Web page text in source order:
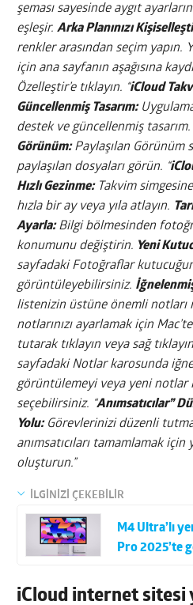
şeması sayesinde aygıt
eşleşir.Arka Planınızı
renkler arasından seçim yapın.
için ana sayfanın aşağısına
Özelleştir’e tıklayın. “iCloud
Güncellenmiş Tasarım:
destek ve güncellenmiş tasarım.
Görünüm:Paylaşılan Görünüm
paylaşılan dosyaları görün. “
Hızlı Gezinme:Takvim
hızla bir ay veya yıla atlayın.
Ayarla:Bilgi bölmesinden
konumunu değiştirin. Yeni
sayfadaki Fotoğraflar
görüntüleyebilirsiniz.
listenizin üstüne önemli notları
notlarınızı ayarlamak için
tutarak tıklayın veya sağ
sayfadaki Notlar karosunda
görüntülemeyi veya yeni notlar
seçebilirsiniz. “Anımsatıcılar”
Yolu:Görevlerinizi düzenli
anımsatıcıları tamamlamak için
oluşturun.”
İLGİNİZİ ÇEKEBİLİR
M4 Ultra’lı
Pro 2025’te
iCloud internet sitesi